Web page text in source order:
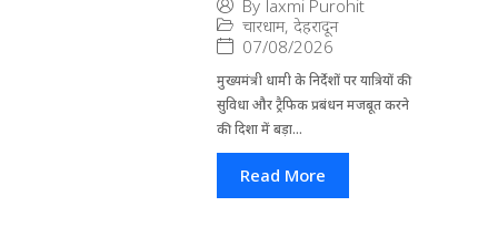
By laxmi Purohit
चारधाम, देहरादून
07/08/2026
मुख्यमंत्री धामी के निर्देशों पर यात्रियों की
सुविधा और ट्रैफिक प्रबंधन मजबूत करने
की दिशा में बड़ा...
Read More